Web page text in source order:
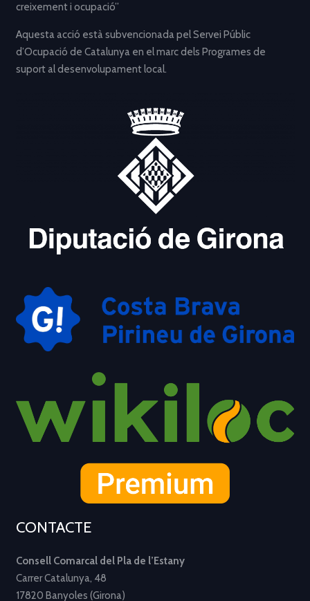
creixement i ocupació”
Aquesta acció està subvencionada pel Servei Públic
d’Ocupació de Catalunya en el marc dels Programes de
suport al desenvolupament local.
CONTACTE
Consell Comarcal del Pla de l’Estany
Carrer Catalunya, 48
17820 Banyoles (Girona)